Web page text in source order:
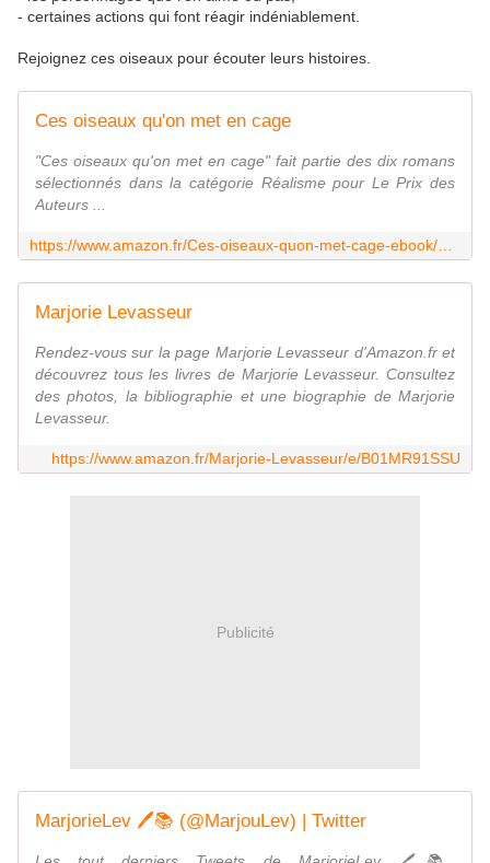
- certaines actions qui font réagir indéniablement.
Rejoignez ces oiseaux pour écouter leurs histoires.
Ces oiseaux qu'on met en cage
"Ces oiseaux qu'on met en cage" fait partie des dix romans
sélectionnés dans la catégorie Réalisme pour Le Prix des
Auteurs ...
Marjorie Levasseur
Rendez-vous sur la page Marjorie Levasseur d'Amazon.fr et
découvrez tous les livres de Marjorie Levasseur. Consultez
des photos, la bibliographie et une biographie de Marjorie
Levasseur.
https://www.amazon.fr/Marjorie-Levasseur/e/B01MR91SSU
Publicité
MarjorieLev 🖊️📚 (@MarjouLev) | Twitter